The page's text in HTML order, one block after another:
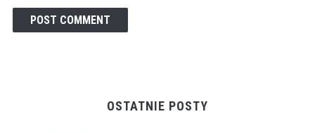
OSTATNIE POSTY